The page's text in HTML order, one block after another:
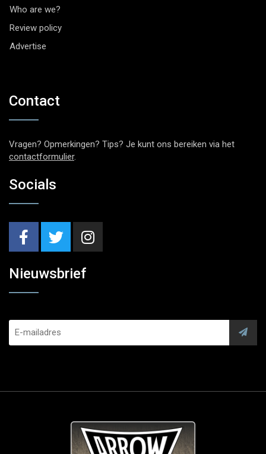
Who are we?
Review policy
Advertise
Contact
Vragen? Opmerkingen? Tips? Je kunt ons bereiken via het
contactformulier.
Socials
Nieuwsbrief